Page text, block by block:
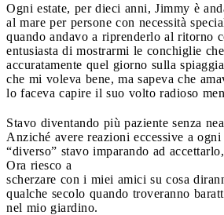
Ogni estate, per dieci anni, Jimmy è
al mare per persone con necessità
quando andavo a riprenderlo al ritorno
entusiasta di mostrarmi le conchiglie
accuratamente quel giorno sulla
che mi voleva bene, ma sapeva che
lo faceva capire il suo volto radioso
Stavo diventando più paziente senza
Anziché avere reazioni eccessive a
“diverso” stavo imparando ad
Ora riesco a
scherzare con i miei amici su cosa
qualche secolo quando troveranno
nel mio giardino.